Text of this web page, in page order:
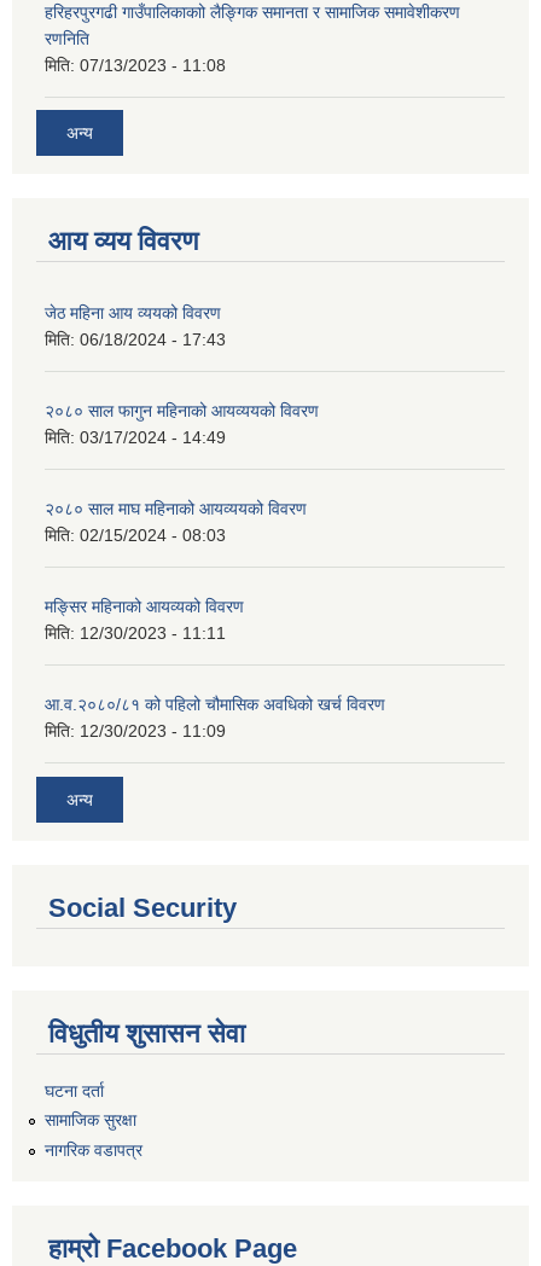
हरिहरपुरगढी गाउँपालिकाकाो लैङ्गिक समानता र सामाजिक समावेशीकरण
रणनिति
मिति: 07/13/2023 - 11:08
अन्य
आय व्यय विवरण
जेठ महिना आय व्ययको विवरण
मिति: 06/18/2024 - 17:43
२०८० साल फागुन महिनाको आयव्ययको विवरण
मिति: 03/17/2024 - 14:49
२०८० साल माघ महिनाको आयव्ययको विवरण
मिति: 02/15/2024 - 08:03
मङ्सिर महिनाको आयव्यको विवरण
मिति: 12/30/2023 - 11:11
आ.व.२०८०/८१ को पहिलो चौमासिक अवधिको खर्च विवरण
मिति: 12/30/2023 - 11:09
अन्य
Social Security
विधुतीय शुसासन सेवा
घटना दर्ता
सामाजिक सुरक्षा
नागरिक वडापत्र
हाम्रो Facebook Page